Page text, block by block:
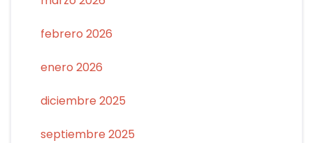
febrero 2026
enero 2026
diciembre 2025
septiembre 2025